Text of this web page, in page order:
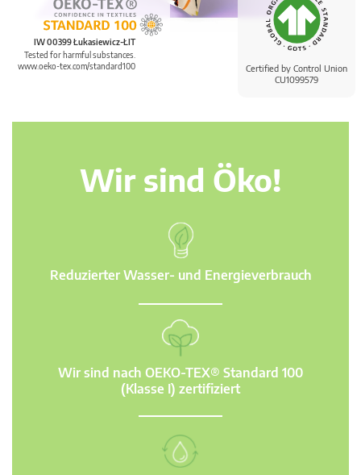
Certified by Control Union
CU1099579
IW 00399 Łukasiewicz-ŁIT
Tested for harmful substances.
www.oeko-tex.com/standard100
Wir sind Öko!
Reduzierter Wasser- und Energieverbrauch
Wir sind nach OEKO-TEX® Standard 100
(Klasse I) zertifiziert